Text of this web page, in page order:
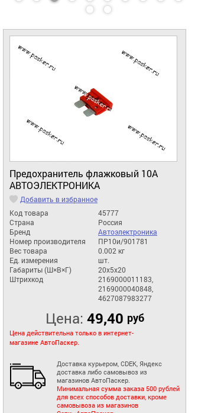
Предохранитель флажковый 10A
АВТОЭЛЕКТРОНИКА
Добавить в избранное
Код товара
45777
Страна
Россия
Бренд
Автоэлектроника
Номер производителя
ПР10и/901781
Вес товара
0.002 кг
Ед. измерения
шт.
Габариты (Ш×В×Г)
20x5x20
Штрихкод
2169000011183,
2169000040848,
4627087983277
Цена: 49,40 руб
Цена действительна только в интернет-
магазине АвтоПаскер.
Доставка курьером, CDEK, Яндекс
доставка либо самовывоз из
магазинов АвтоПаскер.
Минимальная сумма заказа 500 рублей
для всех способов доставки, кроме
самовывоза из магазинов